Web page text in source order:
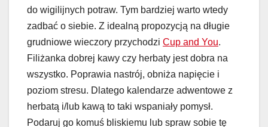
do wigilijnych potraw. Tym bardziej warto wtedy
zadbać o siebie. Z idealną propozycją na długie
grudniowe wieczory przychodzi Cup and You.
Filiżanka dobrej kawy czy herbaty jest dobra na
wszystko. Poprawia nastrój, obniża napięcie i
poziom stresu. Dlatego kalendarze adwentowe z
herbatą i/lub kawą to taki wspaniały pomysł.
Podaruj go komuś bliskiemu lub spraw sobie tę